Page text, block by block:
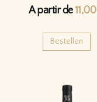
A partir de11,00
Bestellen